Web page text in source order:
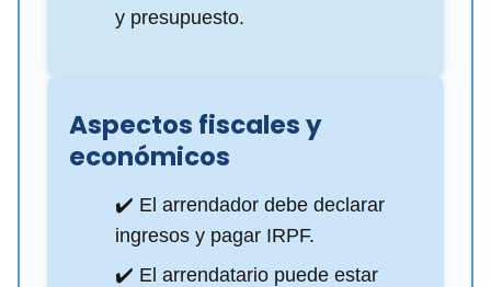
y presupuesto.
Aspectos fiscales y
económicos
✔️ El arrendador debe declarar
ingresos y pagar IRPF.
✔️ El arrendatario puede estar